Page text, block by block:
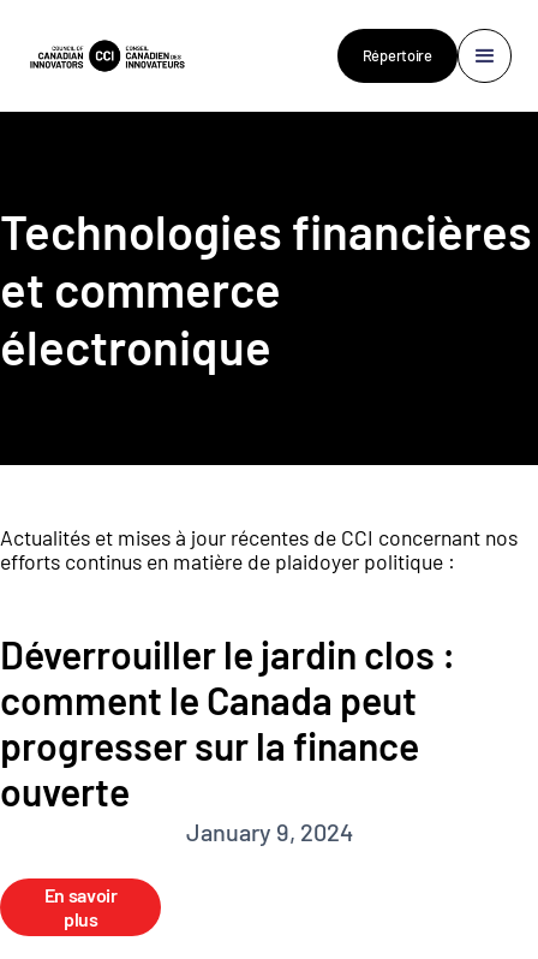
Répertoire
Technologies financières
et commerce
électronique
Actualités et mises à jour récentes de CCI concernant nos
efforts continus en matière de plaidoyer politique :
Déverrouiller le jardin clos :
comment le Canada peut
progresser sur la finance
ouverte
January 9, 2024
En savoir
plus